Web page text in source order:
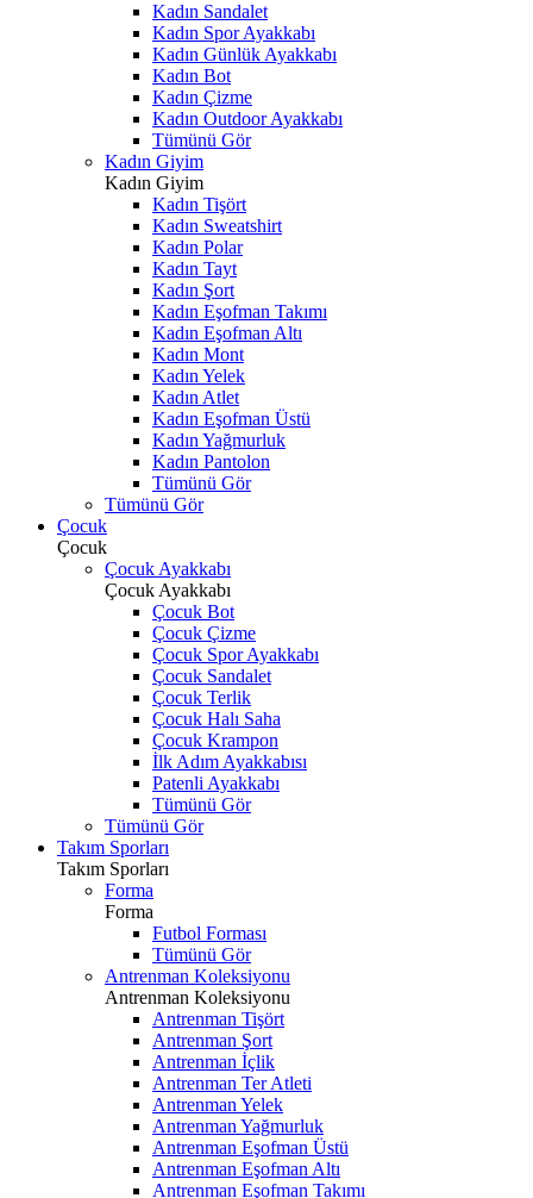
Kadın Sandalet
Kadın Spor Ayakkabı
Kadın Günlük Ayakkabı
Kadın Bot
Kadın Çizme
Kadın Outdoor Ayakkabı
Tümünü Gör
Kadın Giyim
Kadın Giyim
Kadın Tişört
Kadın Sweatshirt
Kadın Polar
Kadın Tayt
Kadın Şort
Kadın Eşofman Takımı
Kadın Eşofman Altı
Kadın Mont
Kadın Yelek
Kadın Atlet
Kadın Eşofman Üstü
Kadın Yağmurluk
Kadın Pantolon
Tümünü Gör
Tümünü Gör
Çocuk
Çocuk
Çocuk Ayakkabı
Çocuk Ayakkabı
Çocuk Bot
Çocuk Çizme
Çocuk Spor Ayakkabı
Çocuk Sandalet
Çocuk Terlik
Çocuk Halı Saha
Çocuk Krampon
İlk Adım Ayakkabısı
Patenli Ayakkabı
Tümünü Gör
Tümünü Gör
Takım Sporları
Takım Sporları
Forma
Forma
Futbol Forması
Tümünü Gör
Antrenman Koleksiyonu
Antrenman Koleksiyonu
Antrenman Tişört
Antrenman Şort
Antrenman İçlik
Antrenman Ter Atleti
Antrenman Yelek
Antrenman Yağmurluk
Antrenman Eşofman Üstü
Antrenman Eşofman Altı
Antrenman Eşofman Takımı